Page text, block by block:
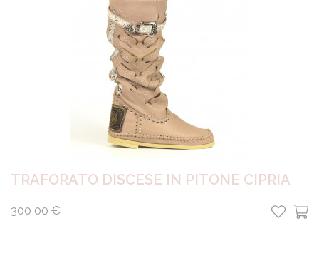
TRAFORATO DISCESE IN PITONE CIPRIA
300,00 €